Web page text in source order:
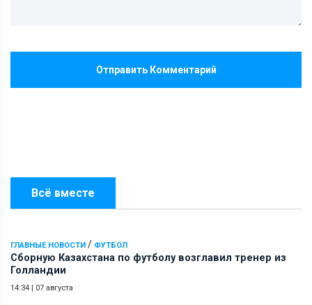
Всё вместе
ГЛАВНЫЕ НОВОСТИ / ФУТБОЛ
Сборную Казахстана по футболу возглавил тренер из
Голландии
14:34 07 августа
Отправить Комментарий